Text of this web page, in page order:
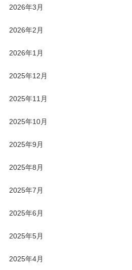
2026年3月
2026年2月
2026年1月
2025年12月
2025年11月
2025年10月
2025年9月
2025年8月
2025年7月
2025年6月
2025年5月
2025年4月